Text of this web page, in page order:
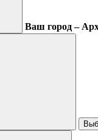
Ваш город –